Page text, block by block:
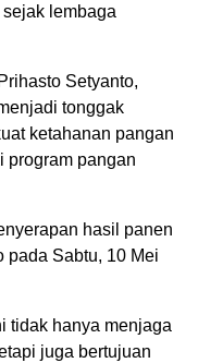
lembaga
Setyanto,
tonggak
ketahanan pangan
program pangan
hasil panen
pada Sabtu, 10 Mei
tidak hanya menjaga
juga bertujuan